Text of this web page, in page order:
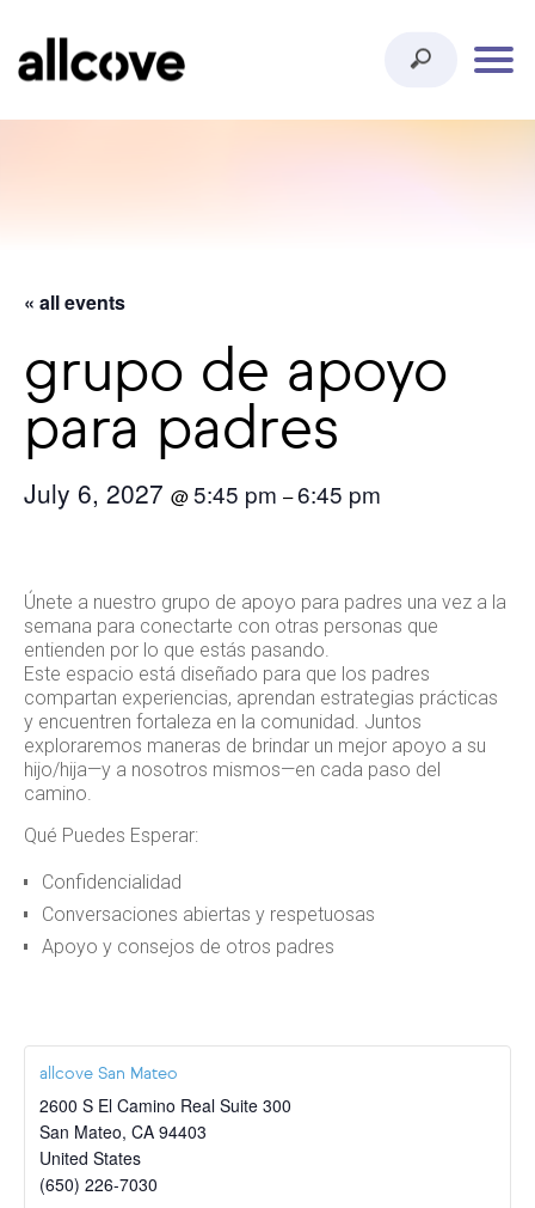
« all events
grupo de apoyo
para padres
July 6, 2027 @5:45 pm –6:45 pm
Únete a nuestro grupo de apoyo para padres una vez a la
semana para conectarte con otras personas que
entienden por lo que estás pasando.
Este espacio está diseñado para que los padres
compartan experiencias, aprendan estrategias prácticas
y encuentren fortaleza en la comunidad. Juntos
exploraremos maneras de brindar un mejor apoyo a su
hijo/hija—y a nosotros mismos—en cada paso del
camino.
Qué Puedes Esperar:
Confidencialidad
Conversaciones abiertas y respetuosas
Apoyo y consejos de otros padres
allcove San Mateo
2600 S El Camino Real Suite 300
San Mateo, CA 94403
United States
(650) 226-7030